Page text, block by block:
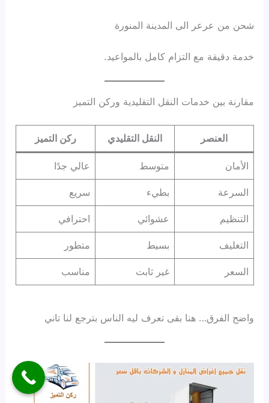
شحن من عرعر الى المدينة المنورة
خدمة دقيقة مع التزام كامل بالمواعيد.
مقارنة بين خدمات النقل التقليدية وركن التميز
العنصر النقل التقليدي ركن التميز
الأمان متوسط عالي جدًا
السرعة بطيء سريع
التنظيم عشوائي احترافي
التغليف بسيط متطور
السعر غير ثابت مناسب
واضح الفرق… هنا بقى تعرف ليه الناس بترجع لنا تاني